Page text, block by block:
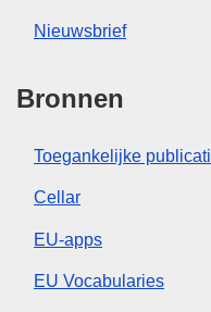
Nieuwsbrief
Bronnen
Toegankelijke
Cellar
EU-apps
EU Vocabularies